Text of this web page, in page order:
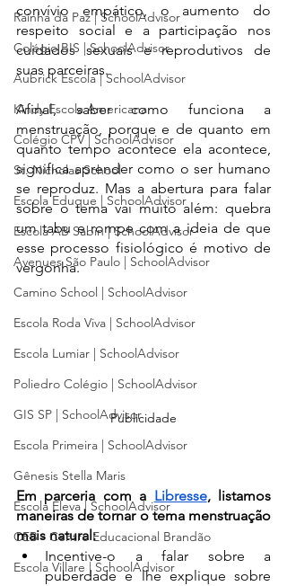
Rainha da Paz | SchoolAdvisor
Colégio BIS | SchoolAdvisor
Aubrick Escola | SchoolAdvisor
Kindy Escola Americana
Colégio CPV | SchoolAdvisor
St. Nicholas School
Escola Eduque | SchoolAdvisor
Escola AB Sabin | SchoolAdvisor
Avenues São Paulo | SchoolAdvisor
Camino School | SchoolAdvisor
Escola Roda Viva | SchoolAdvisor
Escola Lumiar | SchoolAdvisor
Poliedro Colégio | SchoolAdvisor
GIS SP | SchoolAdvisor
Escola Primeira | SchoolAdvisor
Gênesis Stella Maris
Escola Eleva | SchoolAdvisor
CEB - Centro Educacional Brandão
Escola Villare | SchoolAdvisor
convívio empático, o aumento do
respeito social e a participação nos
cuidados sexuais e reprodutivos de
suas parceiras.
Afinal, saber como funciona a
menstruação, porque e de quanto em
quanto tempo acontece ela acontece,
significa aprender como o ser humano
se reproduz. Mas a abertura para falar
sobre o tema vai muito além: quebra
um tabu e rompe com a ideia de que
esse processo fisiológico é motivo de
vergonha.
Publicidade
Em parceria com a Libresse, listamos
maneiras de tornar o tema menstruação
mais natural:
Incentive-o a falar sobre a
puberdade e lhe explique sobre